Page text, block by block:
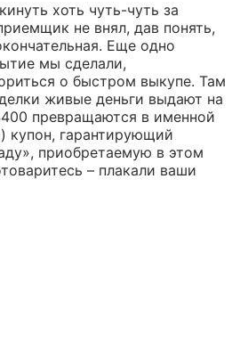
хоть чуть-чуть за
не внял, дав понять,
Еще одно
мы сделали,
о быстром выкупе. Там
живые деньги выдают на
превращаются в именной
купон, гарантирующий
приобретаемую в этом
– плакали ваши